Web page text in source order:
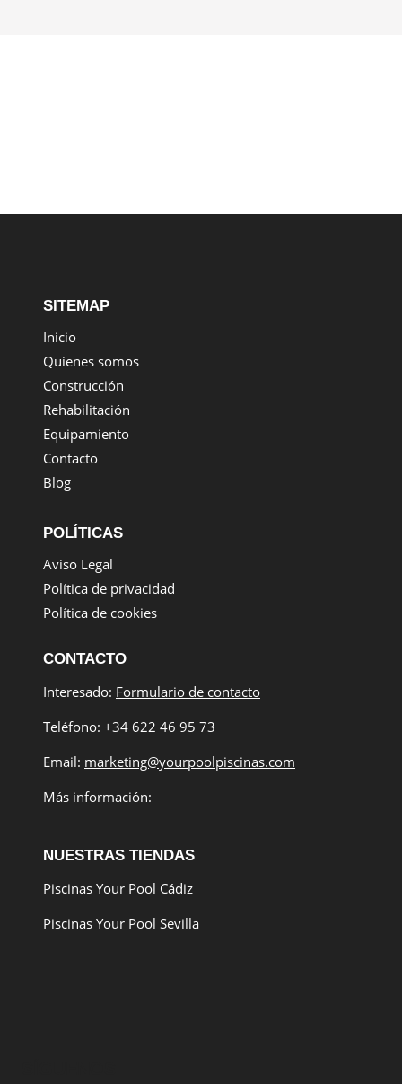
SITEMAP
Inicio
Quienes somos
Construcción
Rehabilitación
Equipamiento
Contacto
Blog
POLÍTICAS
Aviso Legal
Política de privacidad
Política de cookies
CONTACTO
Interesado: Formulario de contacto
Teléfono: +34 622 46 95 73
Email: marketing@yourpoolpiscinas.com
Más información:
NUESTRAS TIENDAS
Piscinas Your Pool Cádiz
Piscinas Your Pool Sevilla